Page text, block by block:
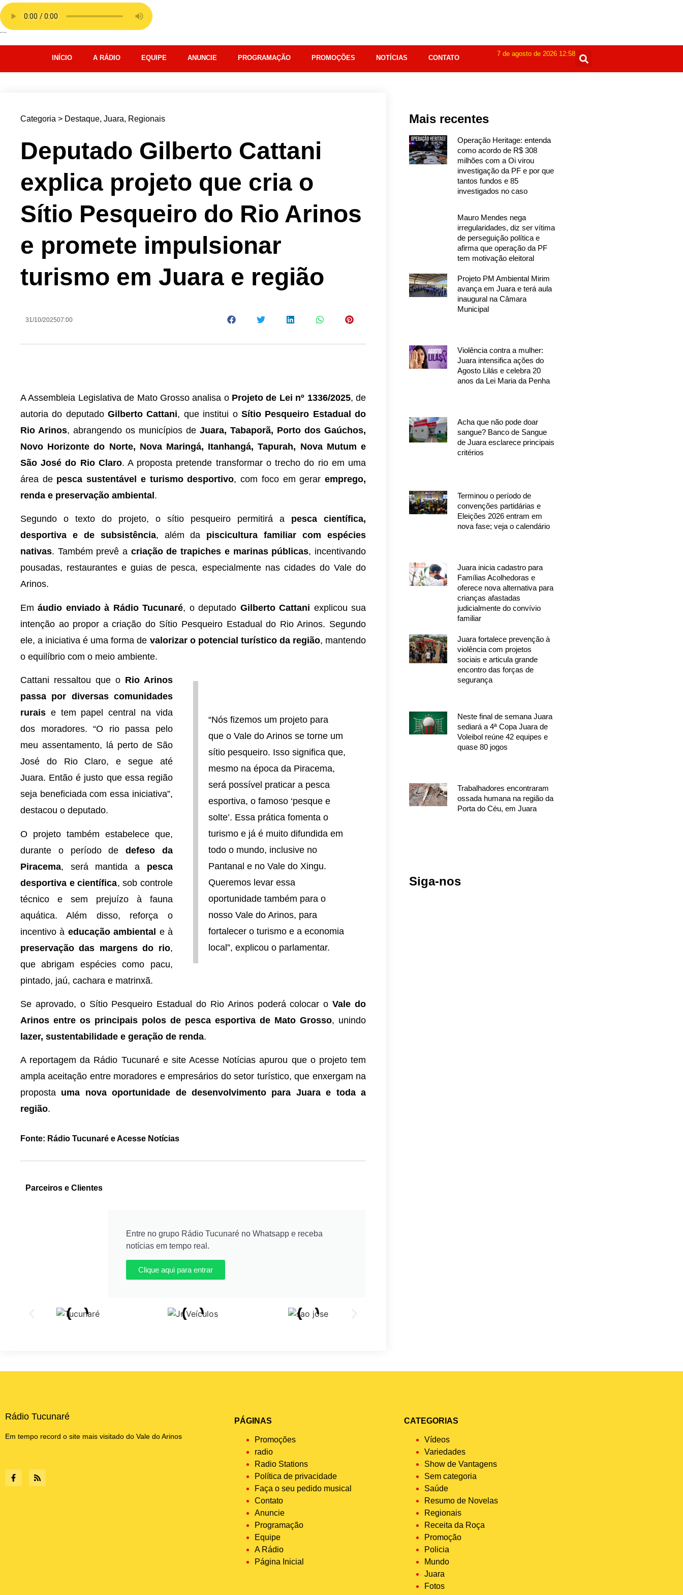
INÍCIO A RÁDIO EQUIPE ANUNCIE PROGRAMAÇÃO PROMOÇÕES NOTÍCIAS CONTATO
7 de agosto de 2026 12:58
Categoria > Destaque, Juara, Regionais
Deputado Gilberto Cattani
explica projeto que cria o
Sítio Pesqueiro do Rio Arinos
e promete impulsionar
turismo em Juara e região
31/10/202507:00
A Assembleia Legislativa de Mato Grosso analisa o Projeto de Lei nº 1336/2025, de
autoria do deputadoGilberto Cattani, que institui o Sítio Pesqueiro Estadual do
Rio Arinos, abrangendo os municípios de Juara, Tabaporã, Porto dos Gaúchos,
Novo Horizonte do Norte, Nova Maringá, Itanhangá, Tapurah, Nova Mutum e
São José do Rio Claro. A proposta pretende transformar o trecho do rio em uma
área de pesca sustentável e turismo desportivo, com foco em gerar emprego,
renda e preservação ambiental .
Segundo o texto do projeto, o sítio pesqueiro permitirá a pesca científica,
desportiva e de subsistência, além da piscicultura familiar com espécies
nativas. Também prevê a criação de trapiches e marinas públicas, incentivando
pousadas, restaurantes e guias de pesca, especialmente nas cidades do Vale do
Arinos.
Emáudio enviado à Rádio Tucunaré, o deputado Gilberto Cattani explicou sua
intenção ao propor a criação do Sítio Pesqueiro Estadual do Rio Arinos. Segundo
ele, a iniciativa é uma forma de valorizar o potencial turístico da região, mantendo
o equilíbrio com o meio ambiente.
“Nós fizemos um projeto para
que o Vale do Arinos se torne um
sítio pesqueiro. Isso significa que,
mesmo na época da Piracema,
será possível praticar a pesca
esportiva, o famoso ‘pesque e
solte’. Essa prática fomenta o
turismo e já é muito difundida em
todo o mundo, inclusive no
Pantanal e no Vale do Xingu.
Queremos levar essa
oportunidade também para o
nosso Vale do Arinos, para
fortalecer o turismo e a economia
local”, explicou o parlamentar.
Cattani ressaltou que o Rio Arinos
passa por diversas comunidades
rurais e tem papel central na vida
dos moradores. “O rio passa pelo
meu assentamento, lá perto de São
José do Rio Claro, e segue até
Juara. Então é justo que essa região
seja beneficiada com essa iniciativa”,
destacou o deputado.
O projeto também estabelece que,
durante o período dedefeso da
Piracema, será mantida a pesca
desportiva e científica, sob controle
técnico e sem prejuízo à fauna
aquática. Além disso, reforça o
incentivo à educação ambiental e à
preservação das margens do rio,
que abrigam espécies como pacu,
pintado, jaú, cachara e matrinxã.
Se aprovado, o Sítio Pesqueiro Estadual do Rio Arinos poderá colocar oVale do
Arinos entre os principais polos de pesca esportiva de Mato Grosso, unindo
lazer, sustentabilidade e geração de renda.
A reportagem da Rádio Tucunaré e site Acesse Notícias apurou que o projeto tem
ampla aceitação entre moradores e empresários do setor turístico, que enxergam na
proposta uma nova oportunidade de desenvolvimento para Juara e toda a
região.
Fonte: Rádio Tucunaré e Acesse Notícias
Parceiros e Clientes
Entre no grupo Rádio Tucunaré no Whatsapp e receba
notícias em tempo real.
Clique aqui para entrar
Mais recentes
Operação Heritage: entenda
como acordo de R$ 308
milhões com a Oi virou
investigação da PF e por que
tantos fundos e 85
investigados no caso
Mauro Mendes nega
irregularidades, diz ser vítima
de perseguição política e
afirma que operação da PF
tem motivação eleitoral
Projeto PM Ambiental Mirim
avança em Juara e terá aula
inaugural na Câmara
Municipal
Violência contra a mulher:
Juara intensifica ações do
Agosto Lilás e celebra 20
anos da Lei Maria da Penha
Acha que não pode doar
sangue? Banco de Sangue
de Juara esclarece principais
critérios
Terminou o período de
convenções partidárias e
Eleições 2026 entram em
nova fase; veja o calendário
Juara inicia cadastro para
Famílias Acolhedoras e
oferece nova alternativa para
crianças afastadas
judicialmente do convívio
familiar
Juara fortalece prevenção à
violência com projetos
sociais e articula grande
encontro das forças de
segurança
Neste final de semana Juara
sediará a 4ª Copa Juara de
Voleibol reúne 42 equipes e
quase 80 jogos
Trabalhadores encontraram
ossada humana na região da
Porta do Céu, em Juara
Siga-nos
Rádio Tucunaré
Em tempo record o site mais visitado do Vale do Arinos
PÁGINAS
Promoções
radio
Radio Stations
Política de privacidade
Faça o seu pedido musical
Contato
Anuncie
Programação
Equipe
A Rádio
Página Inicial
CATEGORIAS
Vídeos
Variedades
Show de Vantagens
Sem categoria
Saúde
Resumo de Novelas
Regionais
Receita da Roça
Promoção
Policia
Mundo
Juara
Fotos